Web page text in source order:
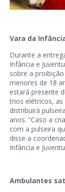
Vara da
Durante a
Infância e
sobre a
menores de 18
estará presente
trios elétricos,
distribuirá
anos. “Caso a
com a pulseira
disse a
Infância e
Ambulantes